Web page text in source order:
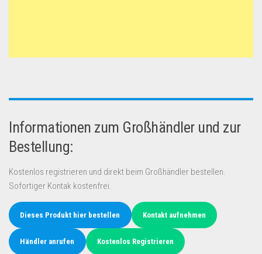
Informationen zum Großhändler und zur
Bestellung:
Kostenlos registrieren und direkt beim Großhändler bestellen.
Sofortiger Kontak kostenfrei.
Dieses Produkt hier bestellen Kontakt aufnehmen
Händler anrufen Kostenlos Registrieren